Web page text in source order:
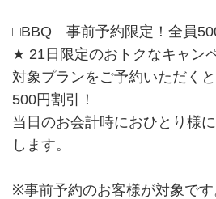
□BBQ 事前予約限定！全員
★ 21日限定のおトクなキャン
対象プランをご予約いただく
500円割引！
当日のお会計時におひとり様
します。
※事前予約のお客様が対象です